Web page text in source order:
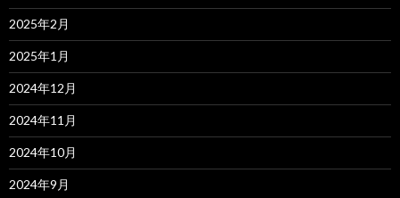
2025年2月
2025年1月
2024年12月
2024年11月
2024年10月
2024年9月